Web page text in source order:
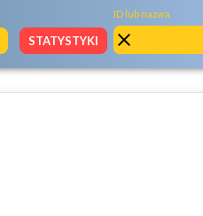
STATYSTYKI
ID lub nazwa